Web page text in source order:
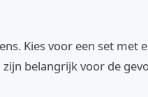
Kies voor een set met
belangrijk voor de